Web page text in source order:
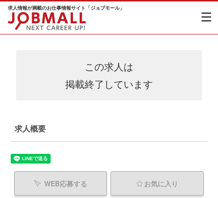
求人情報が満載のお仕事情報サイト「ジョブモール」
この求人は
掲載終了しています
求人概要
WEB応募する お気に入り